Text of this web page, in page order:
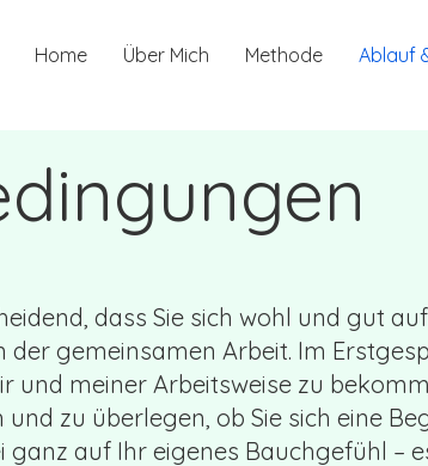
Home Über Mich Methode Ablauf
dass Sie sich wohl und gut
gemeinsamen Arbeit. Im
und meiner Arbeitsweise zu
zu überlegen, ob Sie sich eine
ganz auf Ihr eigenes Bauchgefühl –